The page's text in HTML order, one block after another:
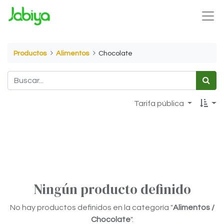
Productos Alimentos Chocolate
Tarifa pública
Ningún producto definido
No hay productos definidos en la categoría "Alimentos /
Chocolate".